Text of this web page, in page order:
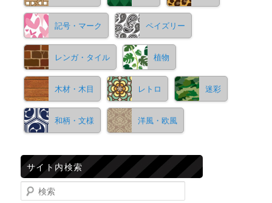
記号・マーク ペイズリー
レンガ・タイル 植物
木材・木目 レトロ 迷彩
和柄・文様 洋風・欧風
サイト内検索
検索